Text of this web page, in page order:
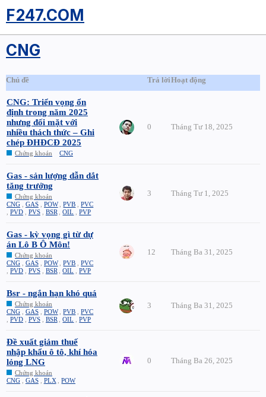
F247.COM
CNG
Chủ đề Trả lờiHoạt động
CNG: Triển vọng ổn
định trong năm 2025
nhưng đối mặt với
nhiều thách thức – Ghi
chép ĐHĐCĐ 2025
Chứng khoán CNG
0 Tháng Tư 18, 2025
Gas - sản lượng dẫn dắt
tăng trưởng
Chứng khoán
CNG
GAS POW ,PVB ,PVC
PVD PVS BSR ,OIL ,PVP
3 Tháng Tư 1, 2025
Gas - kỳ vọng gì từ dự
án Lô B Ô Môn!
Chứng khoán
CNG
GAS POW ,PVB ,PVC
PVD PVS BSR ,OIL ,PVP
12 Tháng Ba 31, 2025
Bsr - ngắn hạn khó quá
Chứng khoán
CNG
GAS POW ,PVB ,PVC
PVD PVS BSR ,OIL ,PVP
3 Tháng Ba 31, 2025
Đề xuất giảm thuế
nhập khẩu ô tô, khí hóa
lỏng LNG
Chứng khoán
CNG
GAS PLX ,POW
0 Tháng Ba 26, 2025